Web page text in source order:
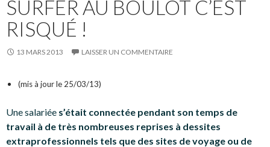
SURFER AU BOULOT C’EST
RISQUÉ !
13 MARS 2013 LAISSER UN COMMENTAIRE
(mis à jour le 25/03/13)
Une salariée s’était connectée pendant son temps de
travail à de très nombreuses reprises à dessites
extraprofessionnels tels que des sites de voyage ou de